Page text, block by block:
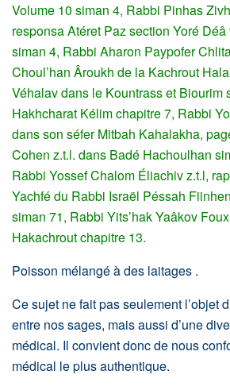
Volume 10 siman 4, Rabbi Pinhas
responsa Atéret Paz section Yoré
siman 4, Rabbi Aharon Paypofer
Choul’han Âroukh de la Kachrout
Véhalav dans le Kountrass et Biourim
Hakhcharat Kélim chapitre 7, Rabbi
dans son séfer Mitbah Kahalakha,
Cohen ​z.t.l. ​dans Badé Hachoulhan
Rabbi Yossef Chalom Éliachiv z.t.l,
Yachfé du Rabbi Israël Péssah
siman 71, Rabbi Yits’hak Yaâkov
Hakachrout chapitre 13.
Poisson mélangé à des laitages .
Ce sujet ne fait pas seulement l’objet
entre nos sages, mais aussi d’une
médical. Il convient donc de nous
médical le plus authentique.